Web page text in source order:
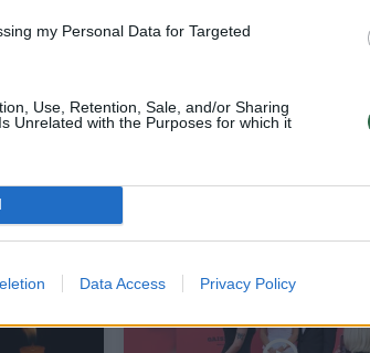
my Personal Data for Targeted
Use, Retention, Sale, and/or Sharing
Unrelated with the Purposes for which it
Data Access Privacy Policy